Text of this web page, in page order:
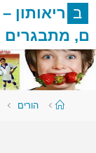
דלגו
לתוכן
ב ריאותון –
ם, מתבגרים
עמודהורים